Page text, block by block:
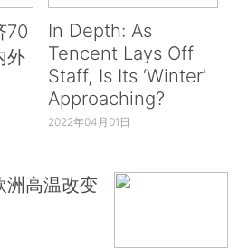
70
外
In Depth: As
Tencent Lays Off
Staff, Is Its ‘Winter’
Approaching?
2022年04月01日
洲高温改变